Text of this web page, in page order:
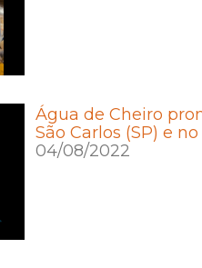
Água de Cheiro
São Carlos (SP) e
04/08/2022